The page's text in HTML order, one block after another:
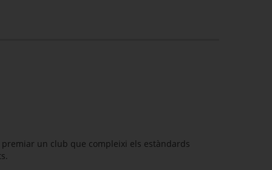
premiar un club que compleixi els estàndards